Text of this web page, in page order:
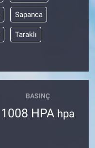
Sapanca
Taraklı
BASINÇ
1008 HPA hpa